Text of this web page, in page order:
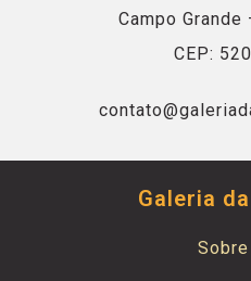
Campo
CEP:
Galeria